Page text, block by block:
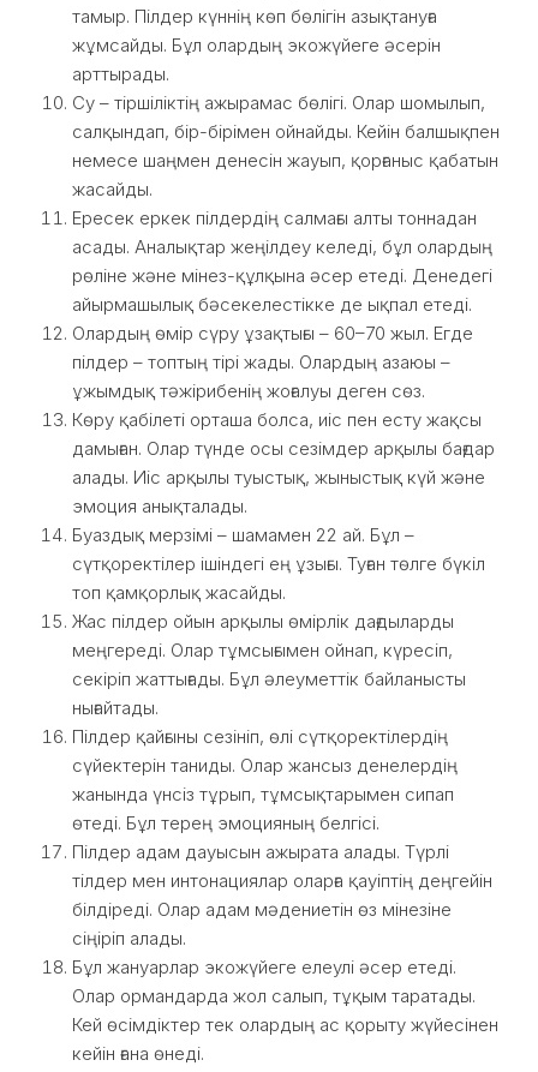
тамыр. Пілдер күннің көп бөлігін азықтануға
жұмсайды. Бұл олардың экожүйеге әсерін
арттырады.
Су – тіршіліктің ажырамас бөлігі. Олар шомылып,
салқындап, бір-бірімен ойнайды. Кейін балшықпен
немесе шаңмен денесін жауып, қорғаныс қабатын
жасайды.
Ересек еркек пілдердің салмағы алты тоннадан
асады. Аналықтар жеңілдеу келеді, бұл олардың
рөліне және мінез-құлқына әсер етеді. Денедегі
айырмашылық бәсекелестікке де ықпал етеді.
Олардың өмір сүру ұзақтығы – 60–70 жыл. Егде
пілдер – топтың тірі жады. Олардың азаюы –
ұжымдық тәжірибенің жоғалуы деген сөз.
Көру қабілеті орташа болса, иіс пен есту жақсы
дамыған. Олар түнде осы сезімдер арқылы бағдар
алады. Иіс арқылы туыстық, жыныстық күй және
эмоция анықталады.
Буаздық мерзімі – шамамен 22 ай. Бұл –
сүтқоректілер ішіндегі ең ұзығы. Туған төлге бүкіл
топ қамқорлық жасайды.
Жас пілдер ойын арқылы өмірлік дағдыларды
меңгереді. Олар тұмсығымен ойнап, күресіп,
секіріп жаттығады. Бұл әлеуметтік байланысты
нығайтады.
Пілдер қайғыны сезініп, өлі сүтқоректілердің
сүйектерін таниды. Олар жансыз денелердің
жанында үнсіз тұрып, тұмсықтарымен сипап
өтеді. Бұл терең эмоцияның белгісі.
Пілдер адам дауысын ажырата алады. Түрлі
тілдер мен интонациялар оларға қауіптің деңгейін
білдіреді. Олар адам мәдениетін өз мінезіне
сіңіріп алады.
Бұл жануарлар экожүйеге елеулі әсер етеді.
Олар ормандарда жол салып, тұқым таратады.
Кей өсімдіктер тек олардың ас қорыту жүйесінен
кейін ғана өнеді.